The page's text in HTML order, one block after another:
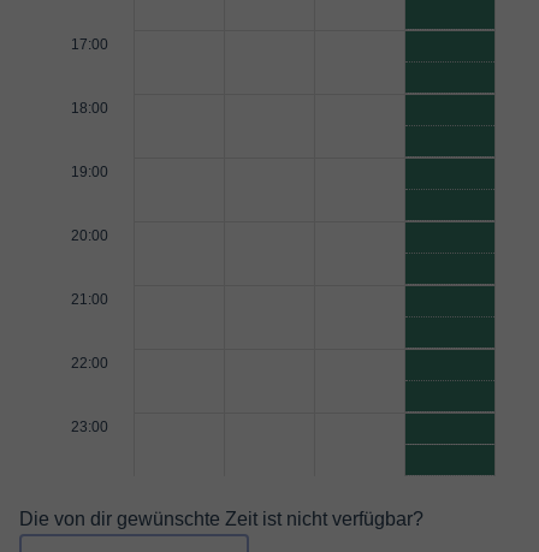
17:00
18:00
19:00
20:00
21:00
22:00
23:00
Die von dir gewünschte Zeit ist nicht verfügbar?